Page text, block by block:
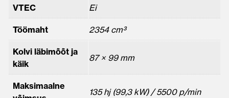
VTEC
Ei
Töömaht 2354 cm³
Kolvi läbimõõt ja
käik
87 × 99 mm
Maksimaalne
135 hj (99,3 kW) / 5500 p/min